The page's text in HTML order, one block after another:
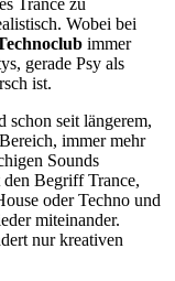
Trance zu
Wobei bei
immer
gerade Psy als
ist.
schon seit längerem,
immer mehr
Sounds
Begriff Trance,
oder Techno und
miteinander.
nur kreativen